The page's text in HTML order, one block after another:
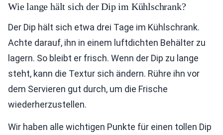
Wie lange hält sich der Dip im Kühlschrank?
Der Dip hält sich etwa drei Tage im Kühlschrank.
Achte darauf, ihn in einem luftdichten Behälter zu
lagern. So bleibt er frisch. Wenn der Dip zu lange
steht, kann die Textur sich ändern. Rühre ihn vor
dem Servieren gut durch, um die Frische
wiederherzustellen.
Wir haben alle wichtigen Punkte für einen tollen Dip